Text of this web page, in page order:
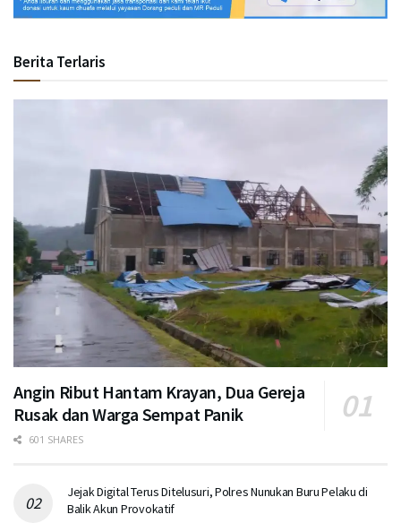
Berita Terlaris
Angin Ribut Hantam Krayan, Dua Gereja
Rusak dan Warga Sempat Panik
601 SHARES
Jejak Digital Terus Ditelusuri, Polres Nunukan Buru Pelaku di
Balik Akun Provokatif